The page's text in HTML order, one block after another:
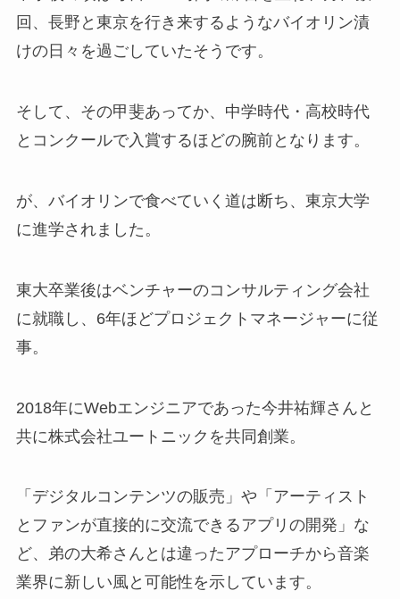
回、長野と東京を行き来するようなバイオリン漬
けの日々を過ごしていたそうです。
そして、その甲斐あってか、 中学時代・高校時代
とコンクールで入賞するほどの腕前となります。
が、 バイオリンで食べていく道は断ち、東京大学
に進学されました。
東大卒業後はベンチャーのコンサルティング会社
に就職し、6年ほどプロジェクトマネージャーに従
事。
2018年にWebエンジニアであった今井祐輝さんと
共に株式会社ユートニックを共同創業。
「デジタルコンテンツの販売」や「アーティスト
とファンが直接的に交流できるアプリの開発」な
ど、弟の大希さんとは違ったアプローチから音楽
業界に新しい風と可能性を示しています。